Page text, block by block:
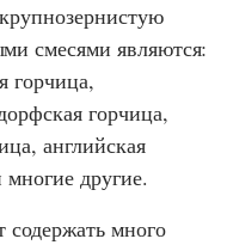
смесями являются:
горчица,
горчица,
английская
многие другие.
содержать много